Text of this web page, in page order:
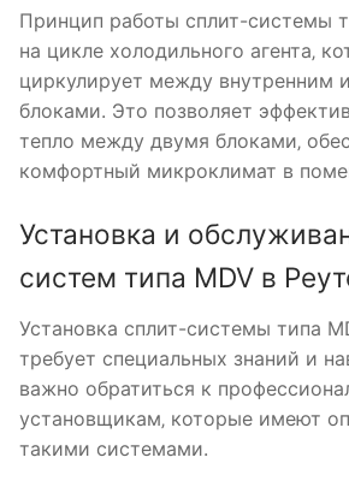
Принцип работы сплит-системы
на цикле холодильного агента‚
циркулирует между внутренним
блоками. Это позволяет
тепло между двумя блоками‚
комфортный микроклимат в
Установка и
систем типа MDV в
Установка сплит-системы типа
требует специальных знаний и
важно обратиться к
установщикам‚ которые имеют
такими системами.